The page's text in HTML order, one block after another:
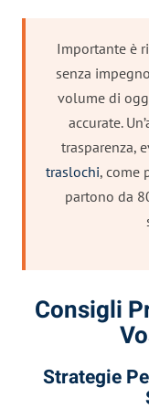
Importante è
senza
volume di
accurate.
trasparenza,
traslochi, come
partono da
Consigli
Strategie